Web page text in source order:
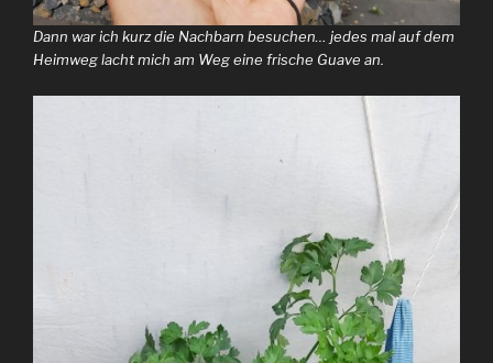
Dann war ich kurz die Nachbarn besuchen… jedes mal auf dem
Heimweg lacht mich am Weg eine frische Guave an.